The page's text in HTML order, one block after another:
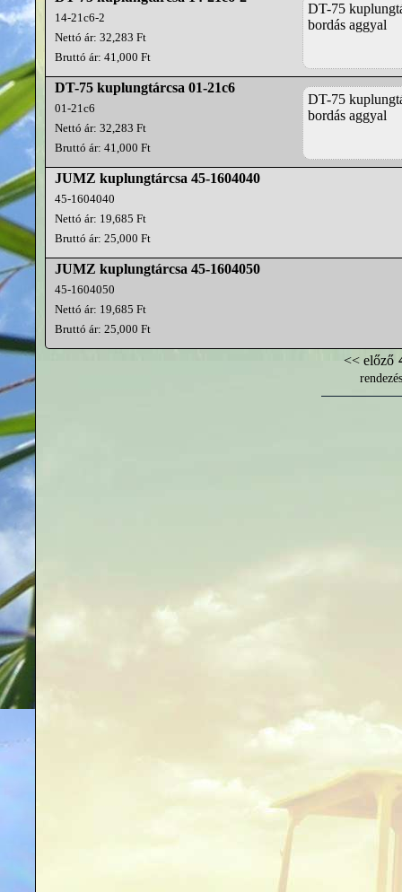
DT-75
bordás aggyal
14-21c6-2
Nettó ár: 32,283 Ft
Bruttó ár: 41,000 Ft
DT-75
bordás aggyal
DT-75 kuplungtárcsa 01-21c6
01-21c6
Nettó ár: 32,283 Ft
Bruttó ár: 41,000 Ft
JUMZ kuplungtárcsa 45-1604040
45-1604040
Nettó ár: 19,685 Ft
Bruttó ár: 25,000 Ft
JUMZ kuplungtárcsa 45-1604050
45-1604050
Nettó ár: 19,685 Ft
Bruttó ár: 25,000 Ft
<< előző